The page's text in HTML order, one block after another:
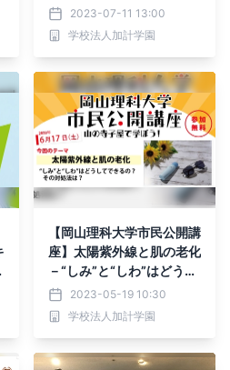
日時：2023年8月26日
（土）13:30～15:00 開
催！参加無料
2023-07-11 13:00
学校法人加計学園
【岡山理科大学市民公開講
座】太陽紫外線と肌の老化
－“しみ”と“しわ”はどうし
てできるの？その対処法
は？－参加者募集中｜日
時：2023年6月17日
2023-05-19 10:30
学校法人加計学園